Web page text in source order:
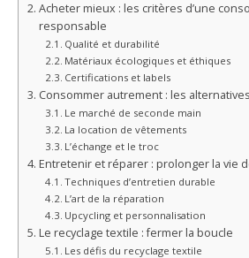
Acheter mieux : les critères d’une
responsable
Qualité et durabilité
Matériaux écologiques et éthiques
Certifications et labels
Consommer autrement : les
Le marché de seconde main
La location de vêtements
L’échange et le troc
Entretenir et réparer : prolonger la vie
Techniques d’entretien durable
L’art de la réparation
Upcycling et personnalisation
Le recyclage textile : fermer la boucle
Les défis du recyclage textile